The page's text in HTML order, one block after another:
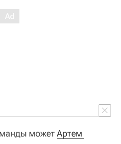
можетАртем